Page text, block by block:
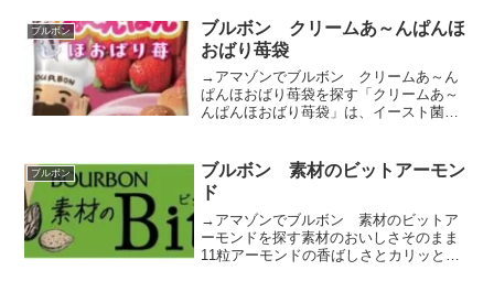
が良い「にこにこベリー」と、すっきり
とした爽やかな甘さが特徴...
ブルボン
ブルボン クリームあ～んぱんほ
おばり苺袋
→アマゾンでブルボン クリームあ～ん
ぱんほおばり苺袋を探す「クリームあ～
んぱんほおばり苺袋」は、イースト菌で
ムを詰めました。カルシウムとその吸収
を助けるビタミンＤを配合...
ブルボン
ブルボン 素材のビットアーモン
ド
→アマゾンでブルボン 素材のビットア
ーモンドを探す素材のおいしさそのまま
11粒アーモンドの香ばしさとカリッとし